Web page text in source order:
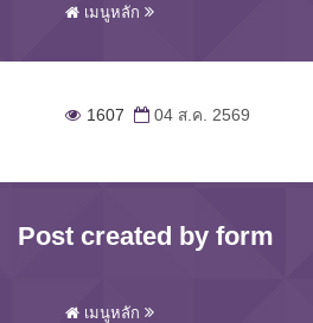
เมนูหลัก
1607 04 ส.ค. 2569
Post created by form
เมนูหลัก